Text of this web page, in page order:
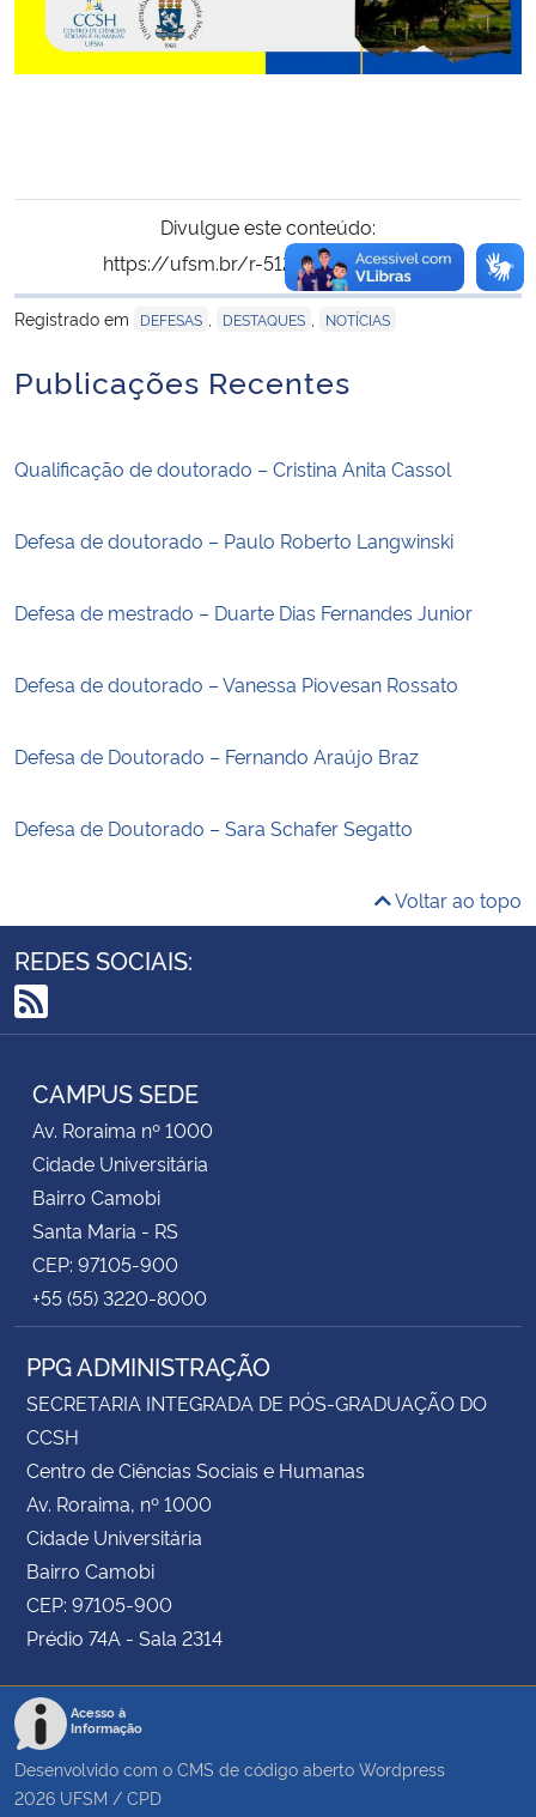
Planalto
Divulgue este conteúdo:
https://ufsm.br/r-512-1747
Copiar
para área de
Registrado em
DEFESAS DESTAQUES NOTÍCIAS
Publicações Recentes
Qualificação de doutorado – Cristina Anita Cassol
Defesa de doutorado – Paulo Roberto Langwinski
Defesa de mestrado – Duarte Dias Fernandes Junior
Defesa de doutorado – Vanessa Piovesan Rossato
Defesa de Doutorado – Fernando Araújo Braz
Defesa de Doutorado – Sara Schafer Segatto
Voltar ao topo
REDES SOCIAIS:
RSS
CAMPUS SEDE
Av. Roraima nº 1000
Cidade Universitária
Bairro Camobi
Santa Maria - RS
CEP: 97105-900
+55 (55) 3220-8000
PPG ADMINISTRAÇÃO
SECRETARIA INTEGRADA DE PÓS-GRADUAÇÃO DO
CCSH
Centro de Ciências Sociais e Humanas
Av. Roraima, nº 1000
Cidade Universitária
Bairro Camobi
CEP: 97105-900
Prédio 74A - Sala 2314
Acesso à
Informação
Desenvolvido com o CMS de código aberto Wordpress
2026 UFSM / CPD